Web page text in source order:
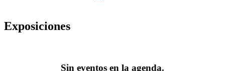
Exposiciones
Sin eventos en la agenda.